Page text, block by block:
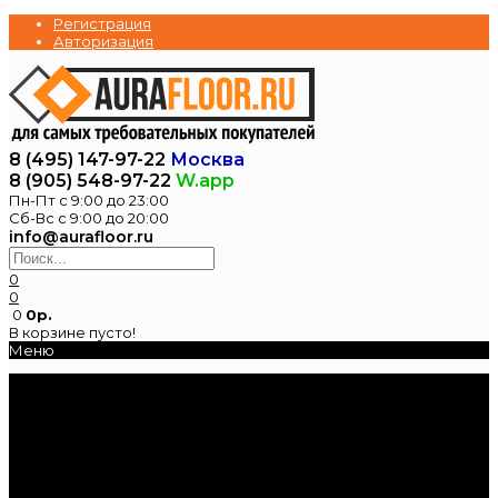
Регистрация
Авторизация
8 (495) 147-97-22 Москва
8 (905) 548-97-22 W.app
Пн-Пт с 9:00 до 23:00
Сб-Вс с 9:00 до 20:00
info@aurafloor.ru
0
0
0 0р.
В корзине пусто!
Меню